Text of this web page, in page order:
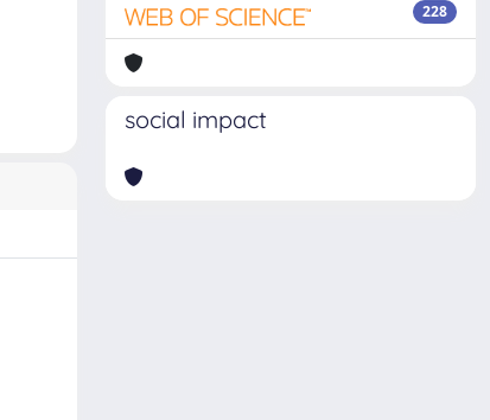
228
social impact